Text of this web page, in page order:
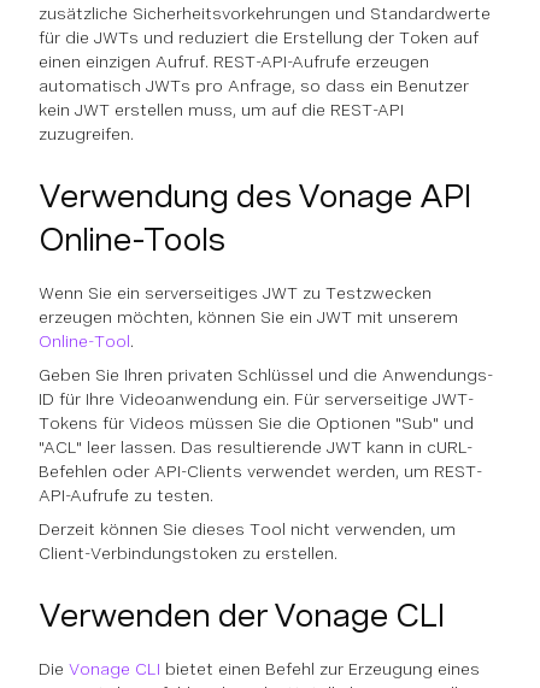
zusätzliche Sicherheitsvorkehrungen und Standardwerte
für die JWTs und reduziert die Erstellung der Token auf
einen einzigen Aufruf. REST-API-Aufrufe erzeugen
automatisch JWTs pro Anfrage, so dass ein Benutzer
kein JWT erstellen muss, um auf die REST-API
zuzugreifen.
Verwendung des Vonage API
Online-Tools
Wenn Sie ein serverseitiges JWT zu Testzwecken
erzeugen möchten, können Sie ein JWT mit unserem
Online-Tool.
Geben Sie Ihren privaten Schlüssel und die Anwendungs-
ID für Ihre Videoanwendung ein. Für serverseitige JWT-
Tokens für Videos müssen Sie die Optionen "Sub" und
"ACL" leer lassen. Das resultierende JWT kann in cURL-
Befehlen oder API-Clients verwendet werden, um REST-
API-Aufrufe zu testen.
Derzeit können Sie dieses Tool nicht verwenden, um
Client-Verbindungstoken zu erstellen.
Verwenden der Vonage CLI
Die Vonage CLI bietet einen Befehl zur Erzeugung eines